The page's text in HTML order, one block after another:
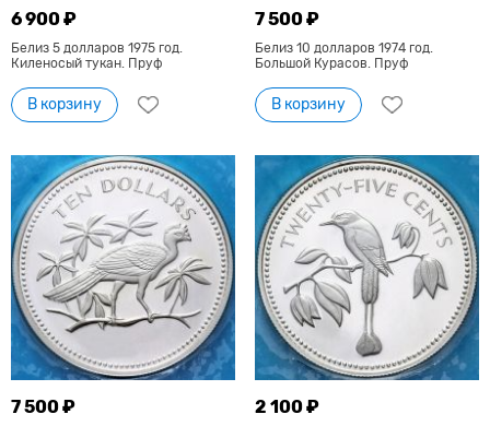
6 900 ₽
Белиз 5 долларов 1975 год.
Киленосый тукан. Пруф
В корзину
7 500 ₽
Белиз 10 долларов 1974 год.
Большой Курасов. Пруф
В корзину
7 500 ₽ 2 100 ₽